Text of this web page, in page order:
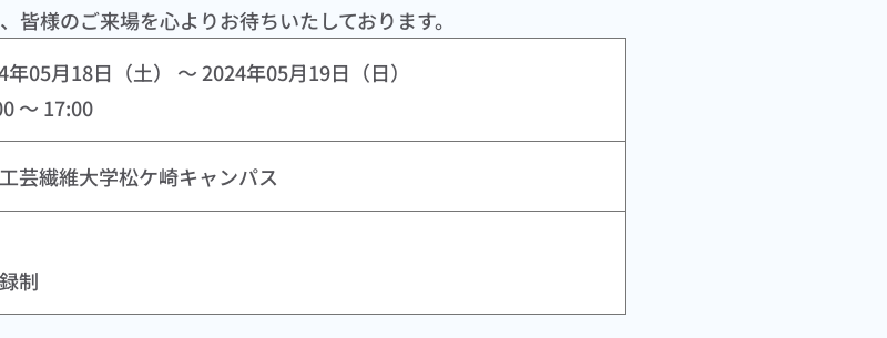
皆様のご来場を心よりお待ちいたしております。
年05月18日（土） ～ 2024年05月19日（日）
～ 17:00
芸繊維大学松ケ崎キャンパス
制